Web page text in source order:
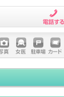
写真 女医 駐車場
クレジッ
トカード